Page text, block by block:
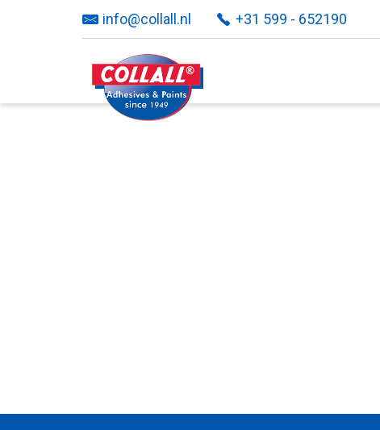
info@collall.nl +31 599 - 652190